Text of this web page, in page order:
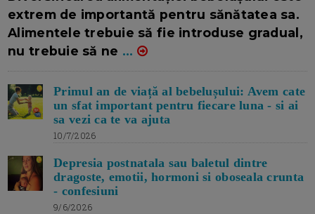
extrem de importantă pentru sănătatea sa.
Alimentele trebuie să fie introduse gradual,
nu trebuie să ne ...
Primul an de viață al bebelușului: Avem cate
un sfat important pentru fiecare luna - si ai
sa vezi ca te va ajuta
10/7/2026
Depresia postnatala sau baletul dintre
dragoste, emotii, hormoni si oboseala crunta
- confesiuni
9/6/2026